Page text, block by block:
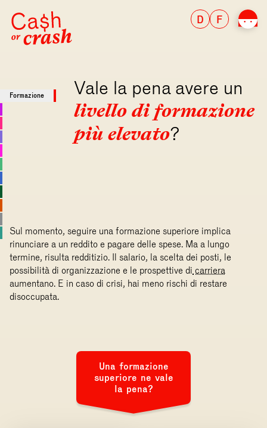
D F
Formazione Vale la pena avere un
livello di formazione
più elevato?
Sul momento, seguire una formazione superiore implica
rinunciare a un reddito e pagare delle spese. Ma a lungo
termine, risulta redditizio. Il salario, la scelta dei posti, le
possibilità di organizzazione e le prospettive di carriera
aumentano. E in caso di crisi, hai meno rischi di restare
disoccupata.
Una formazione
superiore ne vale
la pena?